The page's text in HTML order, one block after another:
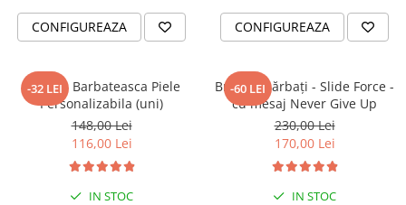
CONFIGUREAZA CONFIGUREAZA
-32 LEI
Bratara Barbateasca Piele
Personalizabila (uni)
148,00 Lei
116,00 Lei
IN STOC
-60 LEI
Brățară bărbați - Slide Force -
cu mesaj Never Give Up
230,00 Lei
170,00 Lei
IN STOC